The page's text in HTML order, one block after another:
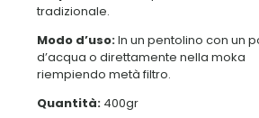
tradizionale.
Modo d’uso:In un pentolino con un
d’acqua o direttamente nella moka
riempiendo metà filtro.
Quantità: 400gr